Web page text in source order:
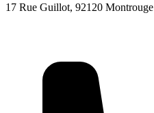
17 Rue Guillot, 92120 Montrouge